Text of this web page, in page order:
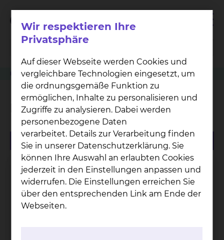
Klinikwegweiser Hämatologie & Onkologie Dr. Christoph Schünemann
Dr. Christoph Schünemann
Wir respektieren Ihre
Privatsphäre
Auf dieser Webseite werden Cookies und
vergleichbare Technologien eingesetzt, um
die ordnungsgemäße Funktion zu
ermöglichen, Inhalte zu personalisieren und
Zugriffe zu analysieren. Dabei werden
personenbezogene Daten
verarbeitet. Details zur Verarbeitung finden
Sie in unserer Datenschutzerklärung. Sie
können Ihre Auswahl an erlaubten Cookies
jederzeit in den Einstellungen anpassen und
widerrufen. Die Einstellungen erreichen Sie
über den entsprechenden Link am Ende der
Webseiten.